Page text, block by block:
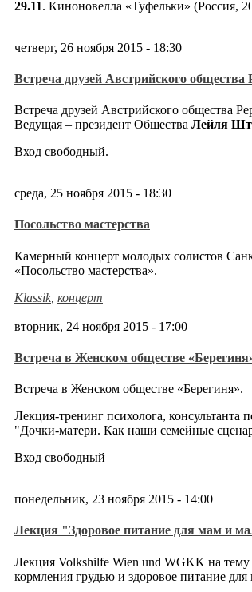
29.11. Киноновелла «Туфельки» (Россия,
четверг, 26 ноября 2015 - 18:30
Встреча друзей Австрийского общества
Встреча друзей Австрийского общества
Ведущая – президент Общества Лейля
Вход свободный.
среда, 25 ноября 2015 - 18:30
Посольство мастерства
Камерный концерт молодых солистов
«Посольство мастерства».
Klassik концерт
вторник, 24 ноября 2015 - 17:00
Встреча в Женском обществе
Встреча в Женском обществе «Берегиня».
Лекция-тренинг психолога,
"Дочки-матери. Как наши семейные
Вход свободный
понедельник, 23 ноября 2015 - 14:00
Лекция "Здоровое питание для мам и
Лекция Volkshilfe Wien und WGKK на тему
кормления грудью и здоровое питание для